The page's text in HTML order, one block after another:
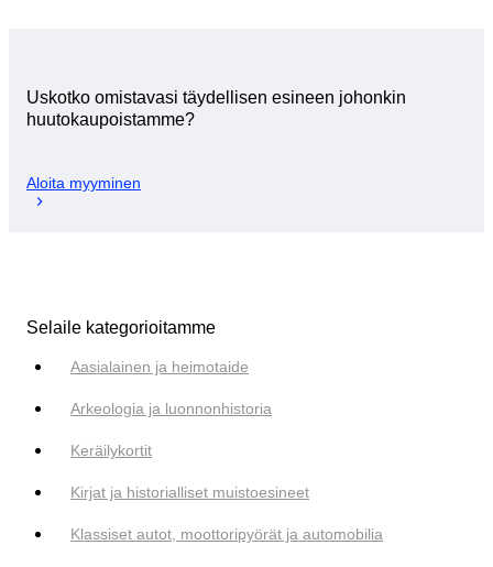
Uskotko omistavasi täydellisen esineen johonkin
huutokaupoistamme?
Aloita myyminen
Selaile kategorioitamme
Aasialainen ja heimotaide
Arkeologia ja luonnonhistoria
Keräilykortit
Kirjat ja historialliset muistoesineet
Klassiset autot, moottoripyörät ja automobilia